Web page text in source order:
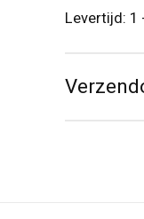
Levertijd: 1